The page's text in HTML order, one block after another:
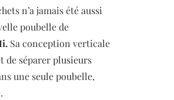
n’a jamais été aussi
poubelle de
Sa conception verticale
de séparer plusieurs
une seule poubelle,